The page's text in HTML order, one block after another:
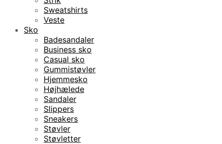
Sweatshirts
Veste
Sko
Badesandaler
Business sko
Casual sko
Gummistøvler
Hjemmesko
Højhælede
Sandaler
Slippers
Sneakers
Støvler
Støvletter